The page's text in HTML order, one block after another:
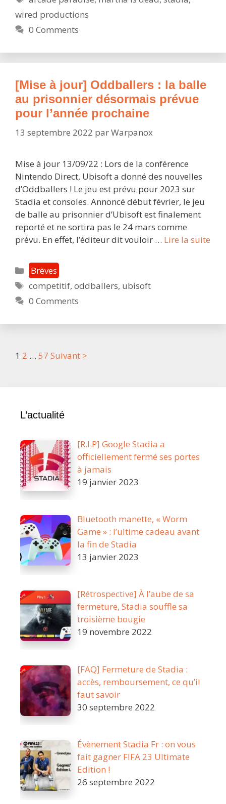
is
wired productions
0 Comments
[Mise à jour] Oddballers : la balle
au prisonnier désormais prévue
pour l’année prochaine
13 septembre 2022 parWarpanox
Mise à jour 13/09/22 : Lors de la conférence
Nintendo Direct, Ubisoft a donné des nouvelles
d’Oddballers ! Le jeu est prévu pour 2023 sur
Stadia et consoles. Annoncé début février, le jeu
de balle au prisonnier d’Ubisoft est finalement
reporté et ne sortira pas le 24 mars comme
prévu. En effet, l’éditeur dit vouloir … Lire la suite
au
Catégories
Brèves
Étiquettes
competitif,oddballers, ubisoft
0 Comments
Post
1 2 … 57 Suivant >
L’actualité
[R.I.P] Google Stadia a
officiellement fermé ses portes
à jamais
19 janvier 2023
Bluetooth manette, « Worm
Game » : l’ultime cadeau avant
la fin de Stadia
13 janvier 2023
[Rétrospective] À l’aube de sa
fermeture, Stadia souffle sa
troisième bougie
19 novembre 2022
[FAQ] Fermeture de Stadia :
accès, remboursement, ce qu’il
faut savoir
30 septembre 2022
Évènement Stadia Fr : on vous
fait gagner FIFA 23 Ultimate
Edition !
26 septembre 2022